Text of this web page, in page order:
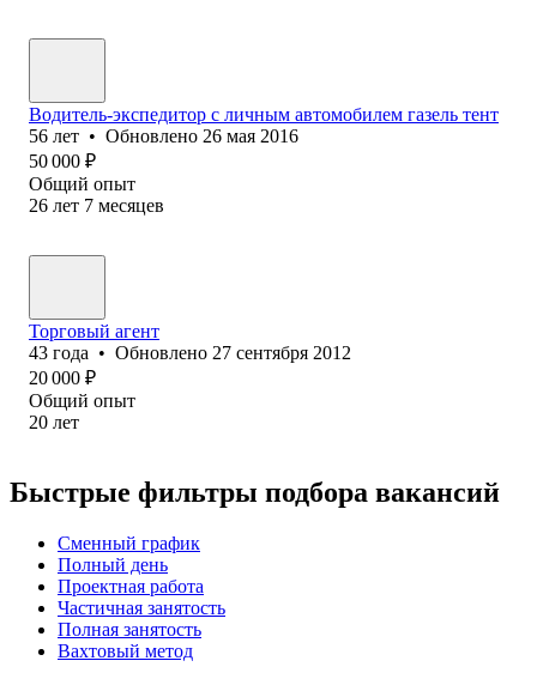
Водитель-экспедитор с личным автомобилем газель тент
56 лет • Обновлено 26 мая 2016
50 000 ₽
Общий опыт
26 лет 7 месяцев
Торговый агент
43 года • Обновлено 27 сентября 2012
20 000 ₽
Общий опыт
20 лет
Быстрые фильтры подбора вакансий
Сменный график
Полный день
Проектная работа
Частичная занятость
Полная занятость
Вахтовый метод